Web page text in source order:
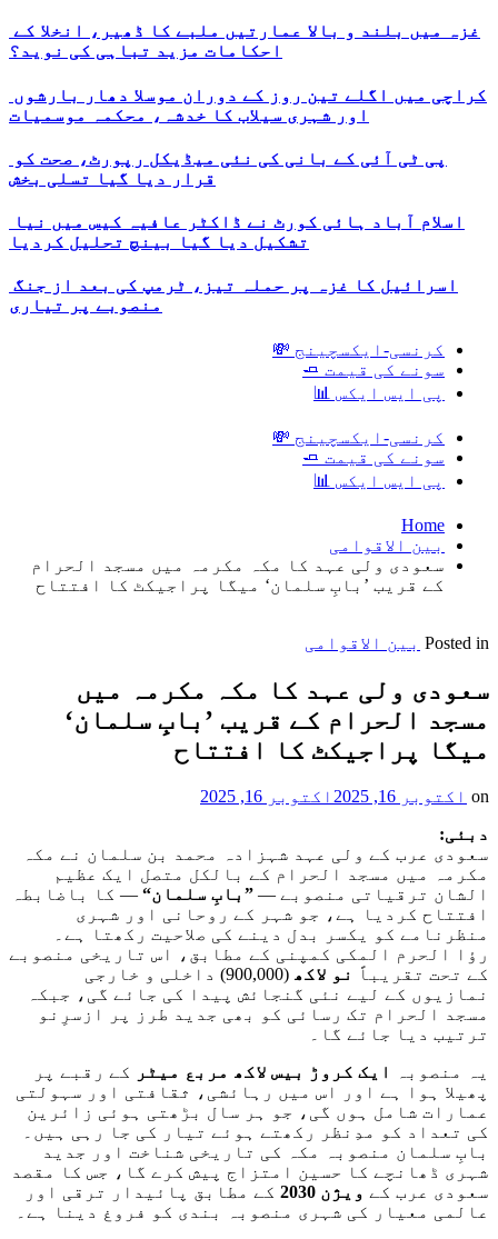
غزہ میں بلند و بالا عمارتیں ملبے کا ڈھیر، انخلا کے
احکامات مزید تباہی کی نوید؟
کراچی میں اگلے تین روز کے دوران موسلا دھار بارشوں
اور شہری سیلاب کا خدشہ، محکمہ موسمیات
پی ٹی آئی کے بانی کی نئی میڈیکل رپورٹ، صحت کو
قرار دیا گیا تسلی بخش
اسلام آباد ہائی کورٹ نے ڈاکٹر عافیہ کیس میں نیا
تشکیل دیا گیا بینچ تحلیل کردیا
اسرائیل کا غزہ پر حملہ تیز، ٹرمپ کی بعد از جنگ
منصوبے پر تیاری
کرنسی-ایکسچینج 💸
سونے کی قیمت 🧈
پی ایس ایکس 📊
کرنسی-ایکسچینج 💸
سونے کی قیمت 🧈
پی ایس ایکس 📊
Home
بین الاقوامی
سعودی ولی عہد کا مکہ مکرمہ میں مسجد الحرام
کے قریب ’بابِ سلمان‘ میگا پراجیکٹ کا افتتاح
Posted in بین الاقوامی
سعودی ولی عہد کا مکہ مکرمہ میں
مسجد الحرام کے قریب ’بابِ سلمان‘
میگا پراجیکٹ کا افتتاح
on اکتوبر 16, 2025
اکتوبر 16, 2025
دبئی:
سعودی عرب کے ولی عہد شہزادہ محمد بن سلمان نے مکہ
مکرمہ میں مسجد الحرام کے بالکل متصل ایک عظیم
الشان ترقیاتی منصوبے — ”بابِ سلمان“ — کا باضابطہ
افتتاح کردیا ہے، جو شہر کے روحانی اور شہری
منظرنامے کو یکسر بدل دینے کی صلاحیت رکھتا ہے۔
رؤا الحرم المکی کمپنی کے مطابق، اس تاریخی منصوبے
کے تحت تقریباً نو لاکھ
(900,000) داخلی و خارجی
نمازیوں کے لیے نئی گنجائش پیدا کی جائے گی، جبکہ
مسجد الحرام تک رسائی کو بھی جدید طرز پر ازسرِنو
ترتیب دیا جائے گا۔
یہ منصوبہ
ایک کروڑ بیس لاکھ مربع میٹر
کے رقبے پر
پھیلا ہوا ہے اور اس میں رہائشی، ثقافتی اور سہولتی
عمارات شامل ہوں گی، جو ہر سال بڑھتی ہوئی زائرین
کی تعداد کو مدِنظر رکھتے ہوئے تیار کی جا رہی ہیں۔
بابِ سلمان منصوبہ مکہ کی تاریخی شناخت اور جدید
شہری ڈھانچے کا حسین امتزاج پیش کرے گا، جس کا مقصد
سعودی عرب کے ویژن 2030
کے مطابق پائیدار ترقی اور
عالمی معیار کی شہری منصوبہ بندی کو فروغ دینا ہے۔